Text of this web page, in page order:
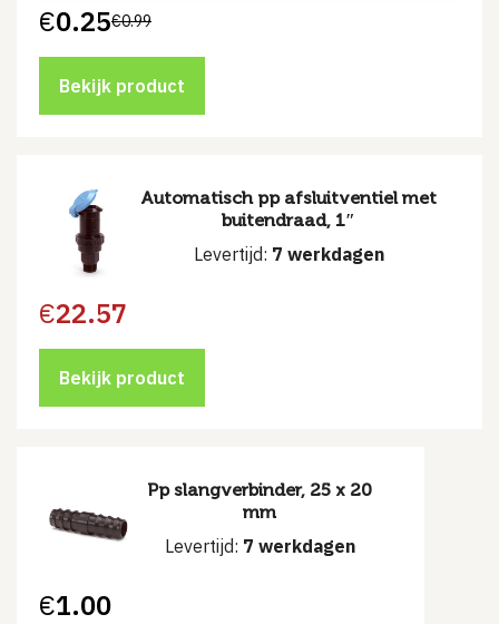
€0.99
Oorspronkelijke
was:
€0.99.
€0.25
Huidige
is:
€0.25.
Bekijk product
Automatisch pp afsluitventiel met
buitendraad, 1″
Levertijd: 7 werkdagen
€22.57
Bekijk product
Pp slangverbinder, 25 x 20
mm
Levertijd: 7 werkdagen
€1.00